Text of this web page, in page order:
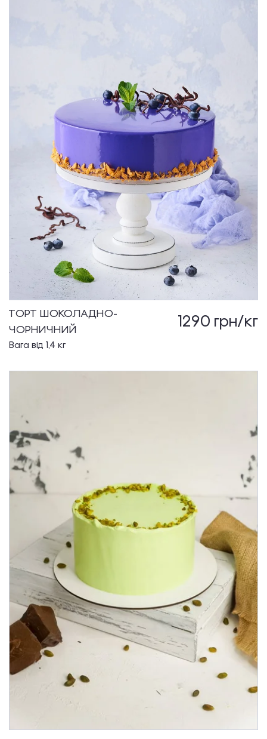
ТОРТ ШОКОЛАДНО-
ЧОРНИЧНИЙ
1290 грн/кг
Вага від 1,4 кг